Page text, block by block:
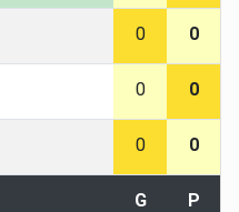
0 0
0 0
0 0
G P